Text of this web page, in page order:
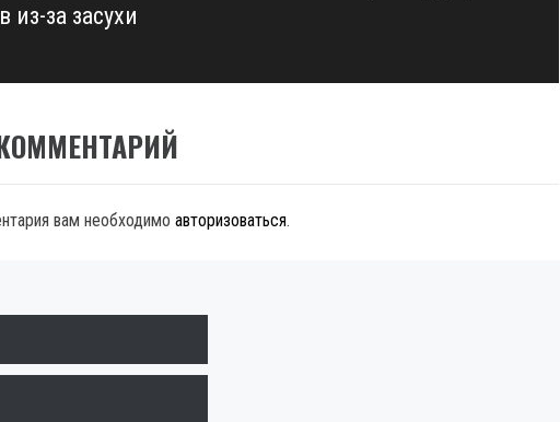
из-за засухи
вам необходимо авторизоваться.